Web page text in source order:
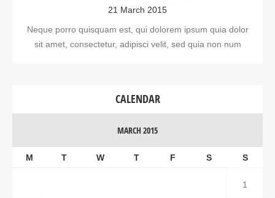
21 March 2015
Neque porro quisquam est, qui dolorem ipsum quia dolor
sit amet, consectetur, adipisci velit, sed quia non num
CALENDAR
MARCH 2015
M T W T F S S
1